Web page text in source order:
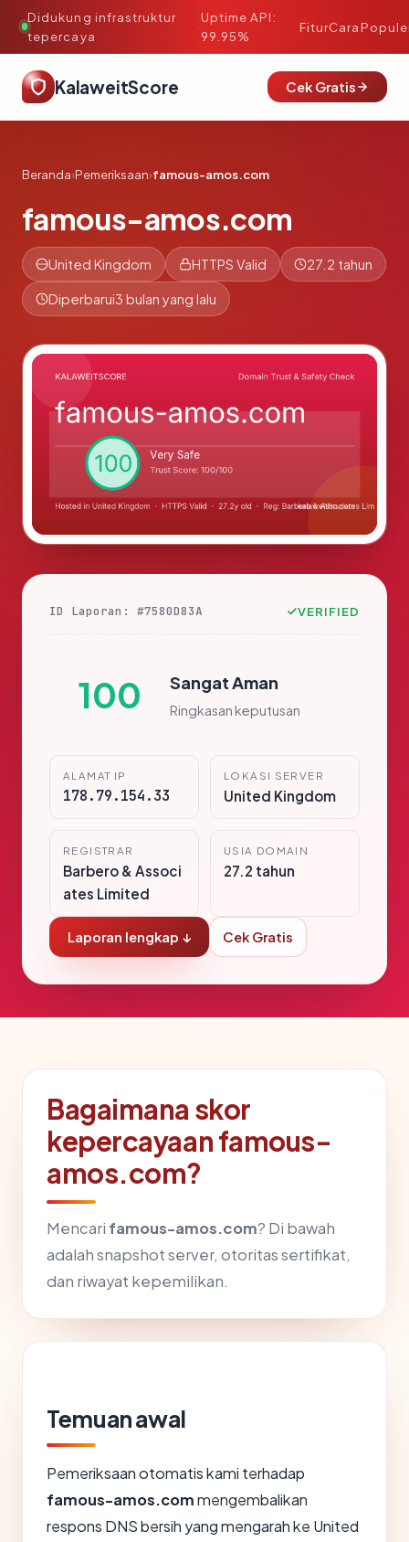
Didukung infrastruktur
tepercaya
·
Uptime API:
99.95%
FiturCara
KalaweitScore Cek Gratis
Beranda›Pemeriksaan›famous-amos.com
famous-amos.com
United Kingdom HTTPS Valid 27.2 tahun
Diperbarui3 bulan yang lalu
ID Laporan: #7580D83A VERIFIED
100 Sangat Aman
Ringkasan keputusan
ALAMAT IP
178.79.154.33
LOKASI SERVER
United Kingdom
REGISTRAR
Barbero & Associ
ates Limited
USIA DOMAIN
27.2 tahun
Laporan lengkap ↓ Cek Gratis
Bagaimana skor
kepercayaan famous-
amos.com?
Mencari famous-amos.com? Di bawah
adalah snapshot server, otoritas sertifikat,
dan riwayat kepemilikan.
Temuan awal
Pemeriksaan otomatis kami terhadap
famous-amos.commengembalikan
respons DNS bersih yang mengarah ke United